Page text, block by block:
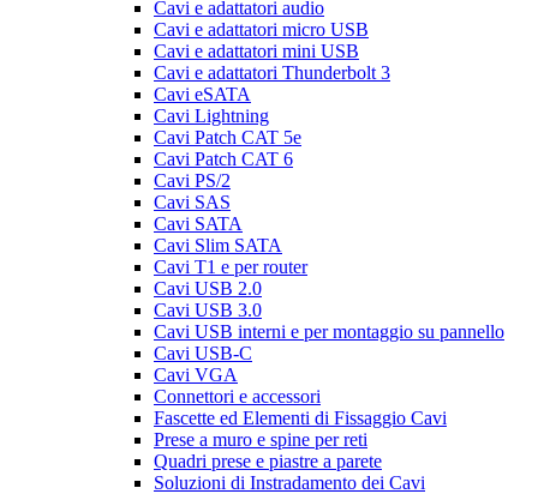
Cavi e adattatori audio
Cavi e adattatori micro USB
Cavi e adattatori mini USB
Cavi e adattatori Thunderbolt 3
Cavi eSATA
Cavi Lightning
Cavi Patch CAT 5e
Cavi Patch CAT 6
Cavi PS/2
Cavi SAS
Cavi SATA
Cavi Slim SATA
Cavi T1 e per router
Cavi USB 2.0
Cavi USB 3.0
Cavi USB interni e per montaggio su pannello
Cavi USB-C
Cavi VGA
Connettori e accessori
Fascette ed Elementi di Fissaggio Cavi
Prese a muro e spine per reti
Quadri prese e piastre a parete
Soluzioni di Instradamento dei Cavi